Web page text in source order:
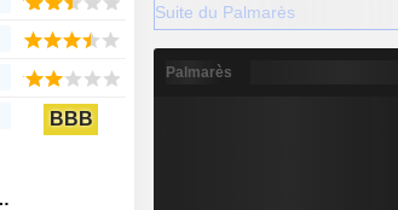
BBB
Suite du Palmarès
Palmarès